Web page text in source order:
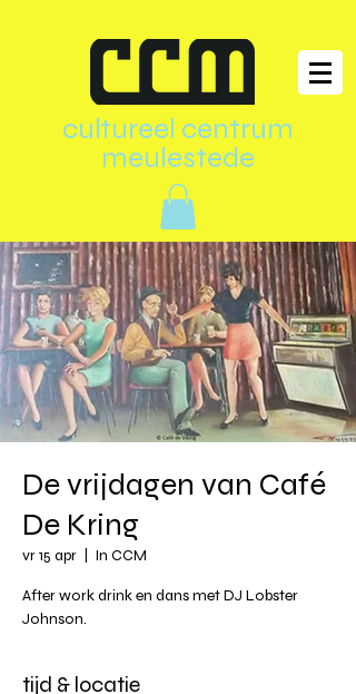
cultureel centrum
meulestede
De vrijdagen van Café
De Kring
vr 15 apr In CCM
After work drink en dans met DJ Lobster
Johnson.
tijd & locatie